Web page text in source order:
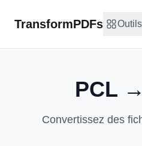
TransformPDFs Outils
PCL
Convertissez des